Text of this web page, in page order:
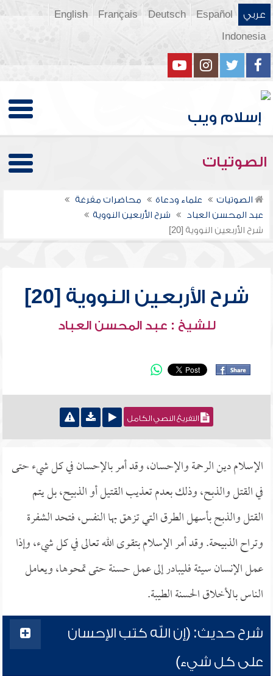
عربي Español
Deutsch
Français
English
Indonesia
الصوتيات
الصوتيات علماء ودعاة
محاضرات مفرغة
عبد المحسن العباد
شرح الأربعين النووية
شرح الأربعين النووية [20]
شرح الأربعين النووية [20]
للشيخ : عبد المحسن العباد
التفريغ النصي الكامل
الإسلام دين الرحمة والإحسان، وقد أمر بالإحسان في كل شيء حتى
في القتل والذبح، وذلك بعدم تعذيب القتيل أو الذبيح، بل يتم
القتل والذبح بأسهل الطرق التي تزهق بها النفس، فتحد الشفرة
وتراح الذبيحة. وقد أمر الإسلام بتقوى الله تعالى في كل شيء، وإذا
عمل الإنسان سيئة فليبادر إلى عمل حسنة حتى تمحوها، ويعامل
الناس بالأخلاق الحسنة الطيبة.
شرح حديث: (إن الله كتب الإحسان
على كل شيء)